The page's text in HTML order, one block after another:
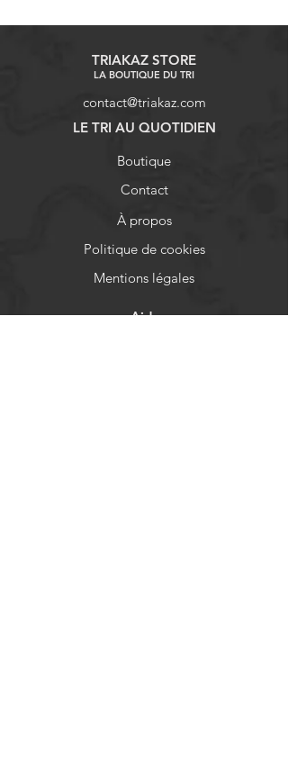
TRIAKAZ STORE
LA BOUTIQUE DU TRI
contact@triakaz.com
LE TRI AU QUOTIDIEN
Boutique
Contact
À propos
Politique de cookies
Mentions légales
Aide